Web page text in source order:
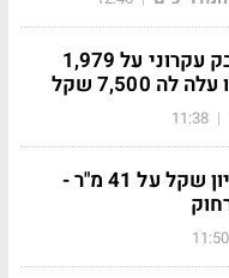
איילון מנהלת מאבק עקרוני על 1,979
7,500 שקל
|
11:38
יד התשעה: 2 מיליון שקל על 41 מ"ר -
11:50